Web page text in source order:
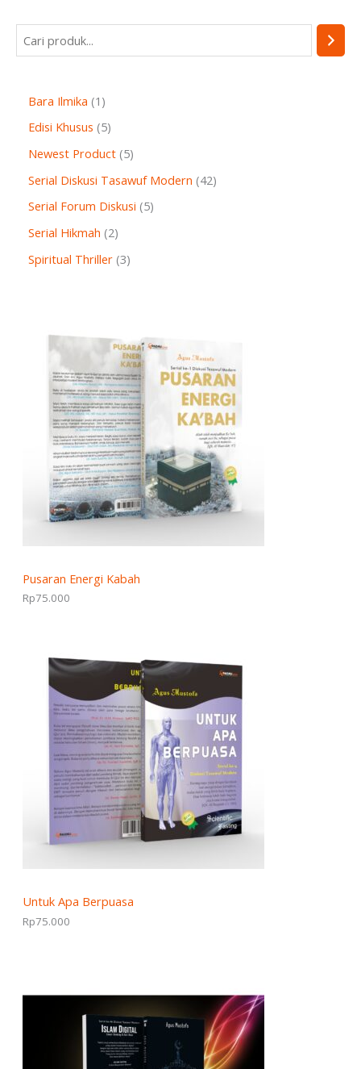
Bara Ilmika 1
Edisi Khusus 5
Newest Product 5
Serial Diskusi Tasawuf Modern 42
Serial Forum Diskusi 5
Serial Hikmah 2
Spiritual Thriller 3
Pusaran Energi Kabah
Rp75.000
Untuk Apa Berpuasa
Rp75.000